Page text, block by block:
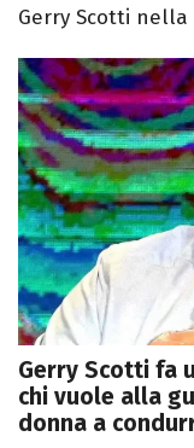
Gerry Scotti nella
Gerry Scotti fa
chi vuole alla
donna a